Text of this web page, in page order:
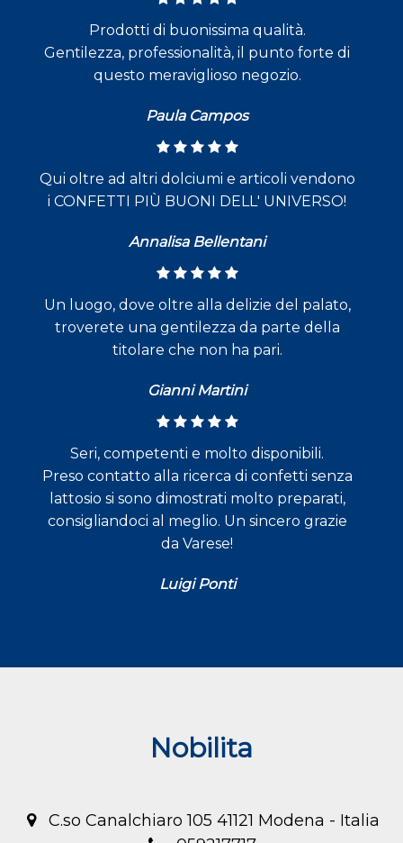
Prodotti di buonissima qualità.
Gentilezza, professionalità, il punto forte di
questo meraviglioso negozio.
Paula Campos
Qui oltre ad altri dolciumi e articoli vendono
i CONFETTI PIÙ BUONI DELL' UNIVERSO!
Annalisa Bellentani
Un luogo, dove oltre alla delizie del palato,
troverete una gentilezza da parte della
titolare che non ha pari.
Gianni Martini
Seri, competenti e molto disponibili.
Preso contatto alla ricerca di confetti senza
lattosio si sono dimostrati molto preparati,
consigliandoci al meglio. Un sincero grazie
da Varese!
Luigi Ponti
Nobilita
C.so Canalchiaro 105 41121 Modena - Italia